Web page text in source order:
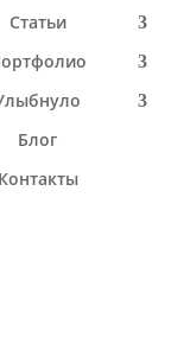
Статьи
Блог
Контакты